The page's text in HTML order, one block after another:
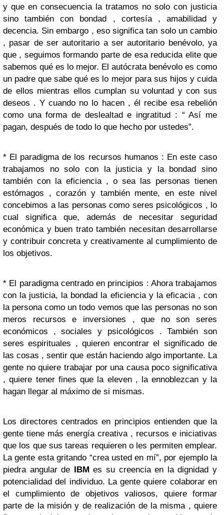
y que en consecuencia la tratamos no solo con justicia
sino también con bondad , cortesía , amabilidad y
decencia. Sin embargo , eso significa tan solo un cambio
, pasar de ser autoritario a ser autoritario benévolo, ya
que , seguimos formando parte de esa reducida elite que
sabemos qué es lo mejor. El autócrata benévolo es como
un padre que sabe qué es lo mejor para sus hijos y cuida
de ellos mientras ellos cumplan su voluntad y con sus
deseos . Y cuando no lo hacen , él recibe esa rebelión
como una forma de deslealtad e ingratitud : “ Así me
pagan, después de todo lo que hecho por ustedes”.
* El paradigma de los recursos humanos : En este caso
trabajamos no solo con la justicia y la bondad sino
también con la eficiencia , o sea las personas tienen
estómagos , corazón y también mente, en este nivel
concebimos a las personas como seres psicológicos , lo
cual significa que, además de necesitar seguridad
económica y buen trato también necesitan desarrollarse
y contribuir concreta y creativamente al cumplimiento de
los objetivos.
* El paradigma centrado en principios : Ahora trabajamos
con la justicia, la bondad la eficiencia y la eficacia , con
la persona como un todo vemos que las personas no son
meros recursos e inversiones , que no son seres
económicos , sociales y psicológicos . También son
seres espirituales , quieren encontrar el significado de
las cosas , sentir que están haciendo algo importante. La
gente no quiere trabajar por una causa poco significativa
, quiere tener fines que la eleven , la ennoblezcan y la
hagan llegar al máximo de si mismas.
Los directores centrados en principios entienden que la
gente tiene más energía creativa , recursos e iniciativas
que los que sus tareas requieren o les permiten emplear.
La gente esta gritando “crea usted en mí”, por ejemplo la
piedra angular de IBM es su creencia en la dignidad y
potencialidad del individuo. La gente quiere colaborar en
el cumplimiento de objetivos valiosos, quiere formar
parte de la misión y de realización de la misma , quiere